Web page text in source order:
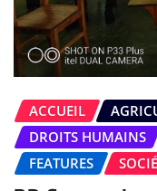
ACCUEIL
DROITS HUMAINS
FEATURES